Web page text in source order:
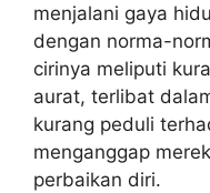
menjalani gaya
dengan norma-
cirinya meliputi
aurat, terlibat
kurang peduli
menganggap
perbaikan diri.